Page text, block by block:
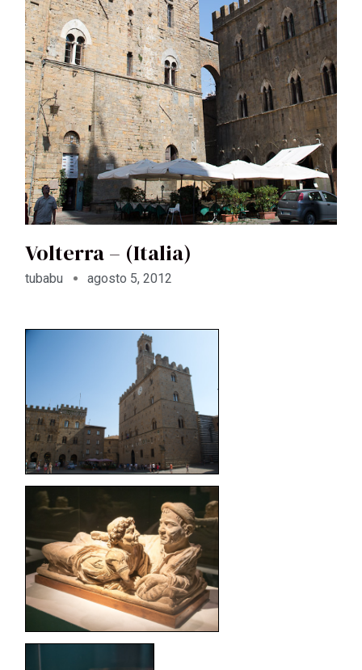
Volterra – (Italia)
tubabu agosto 5, 2012